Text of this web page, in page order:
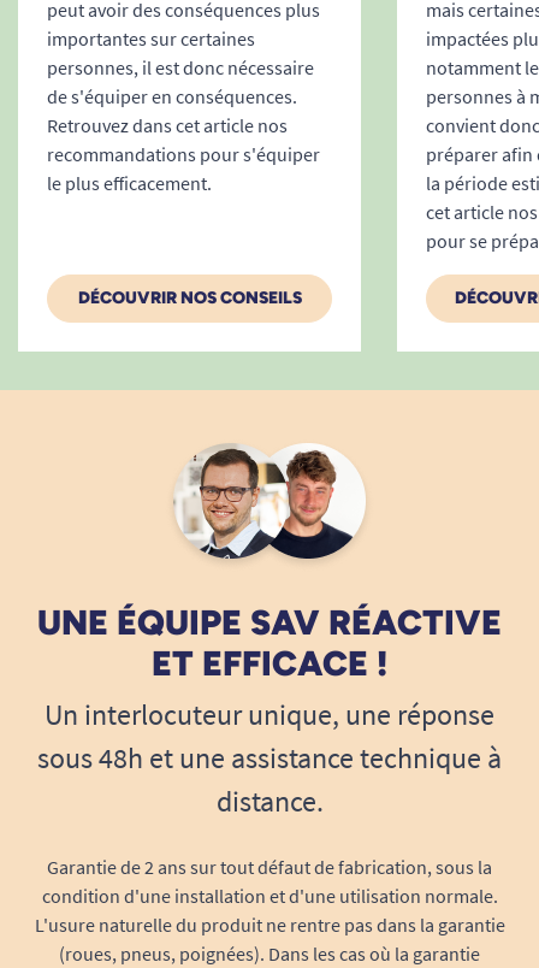
Voir tous les produits pour m'aider à apaiser les
douleurs.
A. Anonymous
peut avoir des conséquences plus
importantes sur certaines
personnes, il est donc nécessaire
de s'équiper en conséquences.
Retrouvez dans cet article nos
recommandations pour s'équiper
le plus efficacement.
DÉCOUVRIR NOS CONSEILS
mais
impactées
notamment
personnes à
convient
préparer afin
la période
cet article
pour se
UNE ÉQUIPE SAV RÉACTIVE
ET EFFICACE !
Un interlocuteur unique, une réponse
sous 48h et une assistance technique à
distance.
Garantie de 2 ans sur tout défaut de fabrication, sous la
condition d'une installation et d'une utilisation normale.
L'usure naturelle du produit ne rentre pas dans la garantie
(roues, pneus, poignées). Dans les cas où la garantie